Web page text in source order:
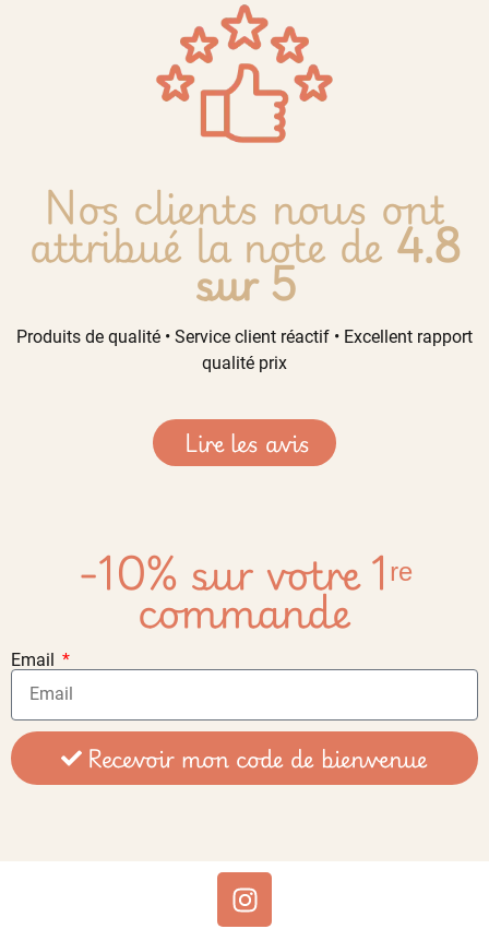
Nos clients nous ont
attribué la note de4.8
sur 5
Produits de qualité • Service client réactif • Excellent rapport
qualité prix
Lire les avis
-10% sur votre 1ʳᵉ
commande
Email
Recevoir mon code de bienvenue